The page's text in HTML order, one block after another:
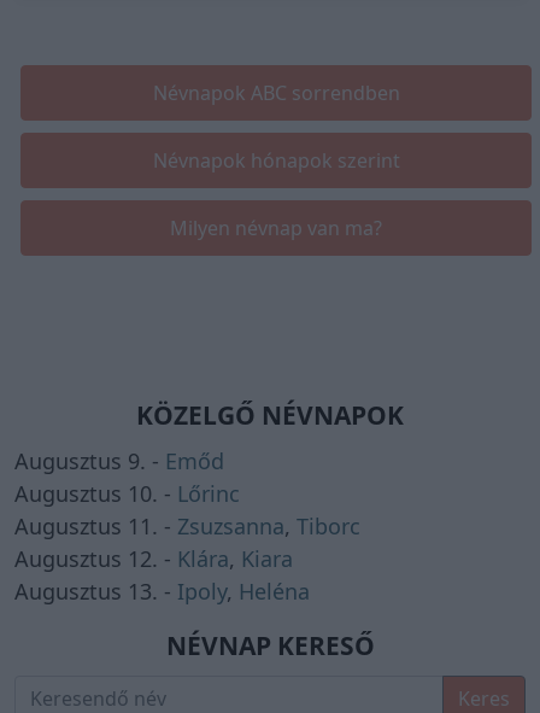
Névnapok ABC sorrendben
Névnapok hónapok szerint
Milyen névnap van ma?
KÖZELGŐ NÉVNAPOK
Augusztus 9. - Emőd
Augusztus 10. - Lőrinc
Augusztus 11. - Zsuzsanna, Tiborc
Augusztus 12. - Klára, Kiara
Augusztus 13. - Ipoly, Heléna
NÉVNAP KERESŐ
Keres